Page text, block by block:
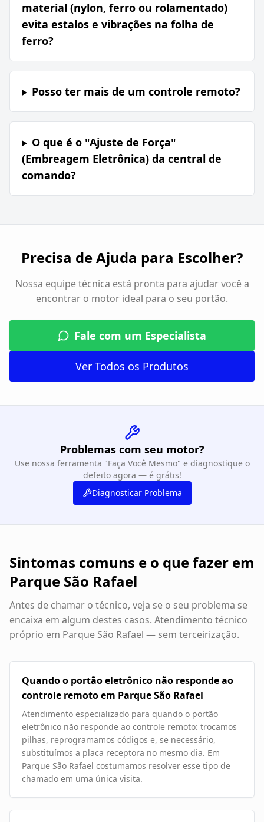
material (nylon, ferro ou rolamentado)
evita estalos e vibrações na folha de
ferro?
Posso ter mais de um controle remoto?
O que é o "Ajuste de Força"
(Embreagem Eletrônica) da central de
comando?
Precisa de Ajuda para Escolher?
Nossa equipe técnica está pronta para ajudar você a
encontrar o motor ideal para o seu portão.
Fale com um Especialista
Ver Todos os Produtos
Problemas com seu motor?
Use nossa ferramenta "Faça Você Mesmo" e diagnostique o
defeito agora — é grátis!
Diagnosticar Problema
Sintomas comuns e o que fazer em
Parque São Rafael
Antes de chamar o técnico, veja se o seu problema se
encaixa em algum destes casos. Atendimento técnico
próprio em Parque São Rafael — sem terceirização.
Quando o portão eletrônico não responde ao
controle remoto em Parque São Rafael
Atendimento especializado para quando o portão
eletrônico não responde ao controle remoto: trocamos
pilhas, reprogramamos códigos e, se necessário,
substituímos a placa receptora no mesmo dia. Em
Parque São Rafael costumamos resolver esse tipo de
chamado em uma única visita.